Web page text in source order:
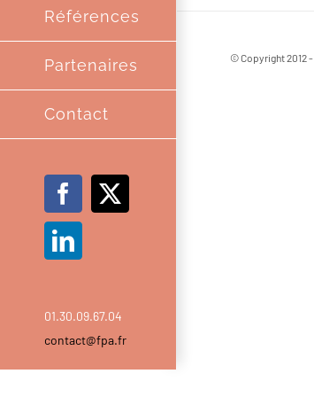
Références
Partenaires
Contact
Facebook
X
LinkedIn
01.30.09.67.04
contact@fpa.fr
© Copyright 2012 -